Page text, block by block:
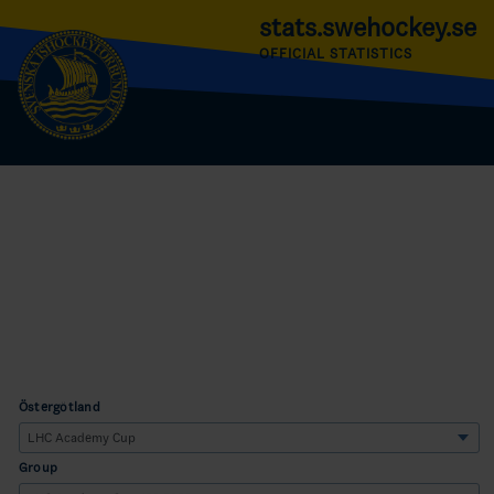
stats.swehockey.se
OFFICIAL STATISTICS
Östergötland
Group